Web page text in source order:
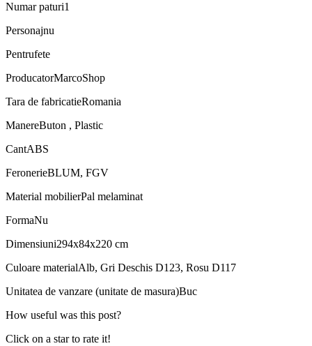
Numar paturi1
Personajnu
Pentrufete
ProducatorMarcoShop
Tara de fabricatieRomania
ManereButon , Plastic
CantABS
FeronerieBLUM, FGV
Material mobilierPal melaminat
FormaNu
Dimensiuni294x84x220 cm
Culoare materialAlb, Gri Deschis D123, Rosu D117
Unitatea de vanzare (unitate de masura)Buc
How useful was this post?
Click on a star to rate it!